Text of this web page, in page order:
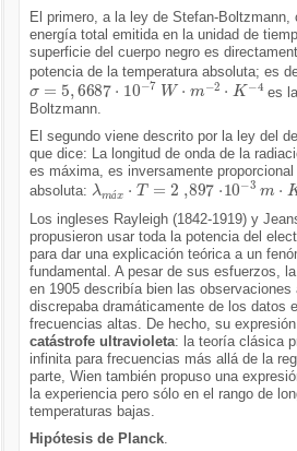
El primero, a la ley de Stefan-Boltzmann,
energía total emitida en la unidad de
superficie del cuerpo negro es
potencia de la temperatura absoluta; es
σ=5,6687·10-7 W·m-2·K-4
es
Boltzmann.
El segundo viene descrito por la ley del
que dice: La longitud de onda de la
es máxima, es inversamente
absoluta:
λmá x·T=2,897·10-3 m·K
Los ingleses Rayleigh (1842-1919) y
propusieron usar toda la potencia del
para dar una explicación teórica a un
fundamental. A pesar de sus esfuerzos,
en 1905 describía bien las observaciones
discrepaba dramáticamente de los datos
frecuencias altas. De hecho, su
catástrofe ultravioleta: la teoría clásica
infinita para frecuencias más allá de la
parte, Wien también propuso una
la experiencia pero sólo en el rango de
temperaturas bajas.
Hipótesis de Planck.